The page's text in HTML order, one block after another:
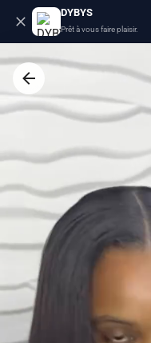
DYBYS
Prêt à vous faire plaisir.